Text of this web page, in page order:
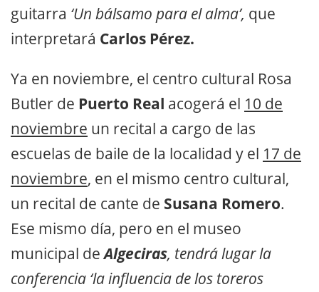
guitarra ‘Un bálsamo para el alma’, que
interpretará Carlos Pérez.
Ya en noviembre, el centro cultural Rosa
Butler de Puerto Real acogerá el 10 de
noviembre un recital a cargo de las
escuelas de baile de la localidad y el 17 de
noviembre, en el mismo centro cultural,
un recital de cante de Susana Romero.
Ese mismo día, pero en el museo
municipal deAlgeciras, tendrá lugar la
conferencia ‘la influencia de los toreros